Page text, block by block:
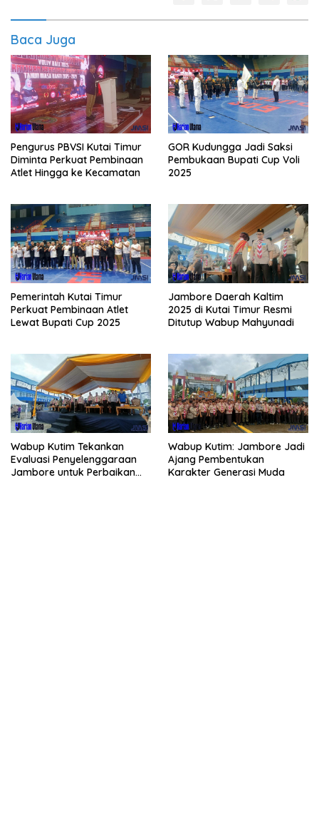
Baca Juga
Pengurus PBVSI Kutai Timur
Diminta Perkuat Pembinaan
Atlet Hingga ke Kecamatan
GOR Kudungga Jadi Saksi
Pembukaan Bupati Cup Voli
2025
Pemerintah Kutai Timur
Perkuat Pembinaan Atlet
Lewat Bupati Cup 2025
Jambore Daerah Kaltim
2025 di Kutai Timur Resmi
Ditutup Wabup Mahyunadi
Wabup Kutim Tekankan
Evaluasi Penyelenggaraan
Jambore untuk Perbaikan
Wabup Kutim: Jambore Jadi
Ajang Pembentukan
Karakter Generasi Muda